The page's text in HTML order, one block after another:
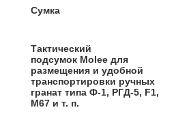
Сумка
Тактический
подсумок Molee для
размещения и удобной
транспортировки ручных
гранат типа Ф-1, РГД-5, F1,
М67 и т. п.